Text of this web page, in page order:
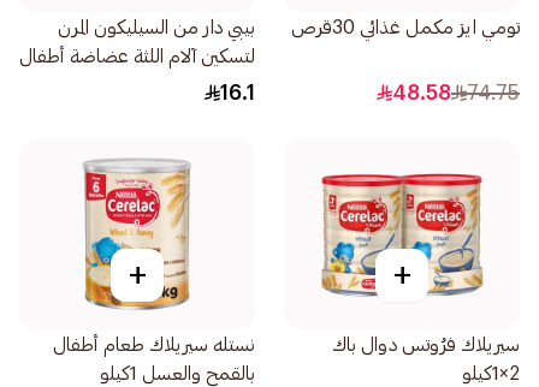
تومي ايز مكمل غذائي 30قرص
74.75
48.58
بيبي دار من السيليكون المرن
لتسكين آلام اللثة عضاضة أطفال
1قطعة16.1
+
سيريلاك فرُوتس دوال باك
2×1كيلو
+
نستله سيريلاك طعام أطفال
بالقمح والعسل 1كيلو